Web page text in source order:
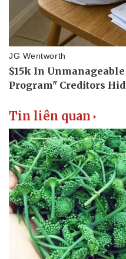
Âm nhạc
Di sản
Tin liên quan